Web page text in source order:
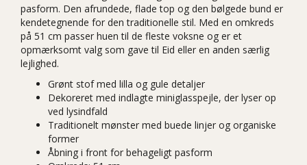
pasform. Den afrundede, flade top og den bølgede bund er
kendetegnende for den traditionelle stil. Med en omkreds
på 51 cm passer huen til de fleste voksne og er et
opmærksomt valg som gave til Eid eller en anden særlig
lejlighed.
Grønt stof med lilla og gule detaljer
Dekoreret med indlagte miniglasspejle, der lyser op
ved lysindfald
Traditionelt mønster med buede linjer og organiske
former
Åbning i front for behageligt pasform